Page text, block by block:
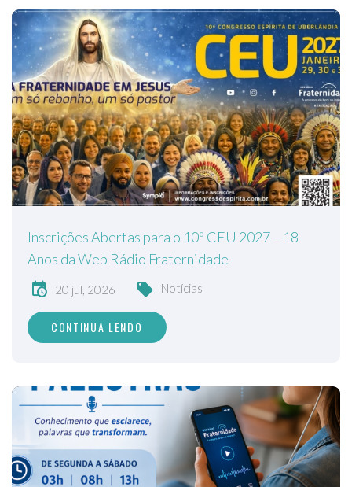
Inscrições Abertas para o 10º CEU 2027 – 18
Anos da Web Rádio Fraternidade
20 jul, 2026 Notícias
CONTINUA LENDO